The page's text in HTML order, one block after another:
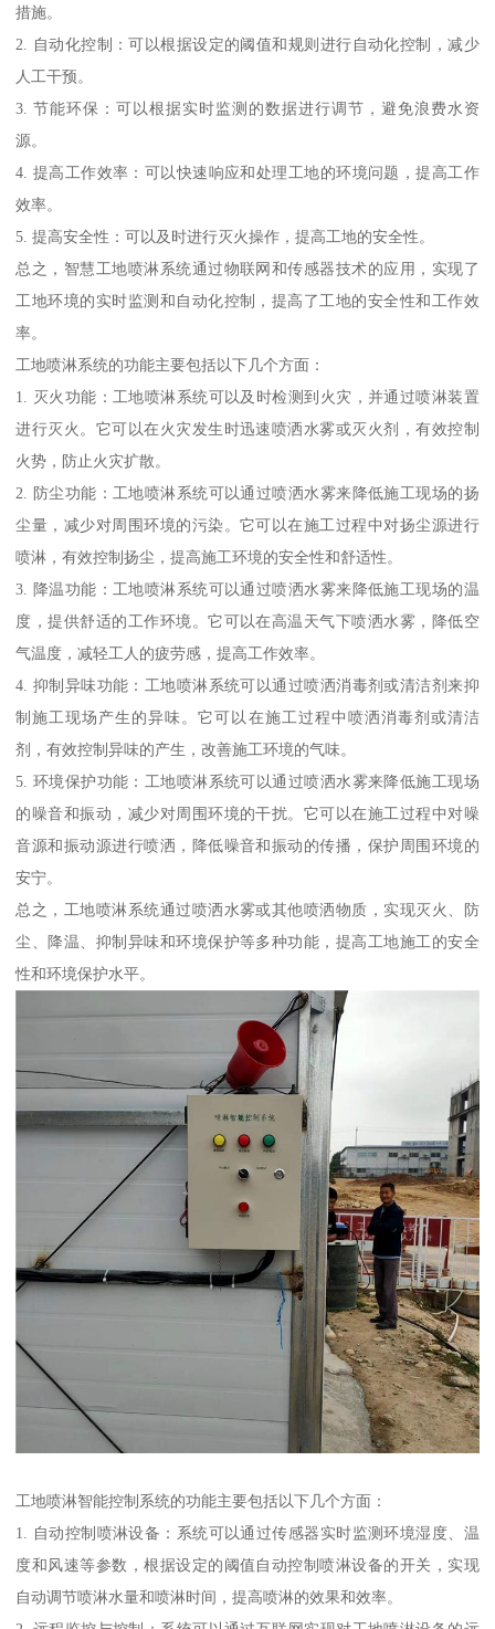
措施。
2. 自动化控制：可以根据设定的阈值和规则进行自动化控制，减少
人工干预。
3. 节能环保：可以根据实时监测的数据进行调节，避免浪费水资
源。
4. 提高工作效率：可以快速响应和处理工地的环境问题，提高工作
效率。
5. 提高安全性：可以及时进行灭火操作，提高工地的安全性。
总之，智慧工地喷淋系统通过物联网和传感器技术的应用，实现了
工地环境的实时监测和自动化控制，提高了工地的安全性和工作效
率。
工地喷淋系统的功能主要包括以下几个方面：
1. 灭火功能：工地喷淋系统可以及时检测到火灾，并通过喷淋装置
进行灭火。它可以在火灾发生时迅速喷洒水雾或灭火剂，有效控制
火势，防止火灾扩散。
2. 防尘功能：工地喷淋系统可以通过喷洒水雾来降低施工现场的扬
尘量，减少对周围环境的污染。它可以在施工过程中对扬尘源进行
喷淋，有效控制扬尘，提高施工环境的安全性和舒适性。
3. 降温功能：工地喷淋系统可以通过喷洒水雾来降低施工现场的温
度，提供舒适的工作环境。它可以在高温天气下喷洒水雾，降低空
气温度，减轻工人的疲劳感，提高工作效率。
4. 抑制异味功能：工地喷淋系统可以通过喷洒消毒剂或清洁剂来抑
制施工现场产生的异味。它可以在施工过程中喷洒消毒剂或清洁
剂，有效控制异味的产生，改善施工环境的气味。
5. 环境保护功能：工地喷淋系统可以通过喷洒水雾来降低施工现场
的噪音和振动，减少对周围环境的干扰。它可以在施工过程中对噪
音源和振动源进行喷洒，降低噪音和振动的传播，保护周围环境的
安宁。
总之，工地喷淋系统通过喷洒水雾或其他喷洒物质，实现灭火、防
尘、降温、抑制异味和环境保护等多种功能，提高工地施工的安全
性和环境保护水平。
工地喷淋智能控制系统的功能主要包括以下几个方面：
1. 自动控制喷淋设备：系统可以通过传感器实时监测环境湿度、温
度和风速等参数，根据设定的阈值自动控制喷淋设备的开关，实现
自动调节喷淋水量和喷淋时间，提高喷淋的效果和效率。